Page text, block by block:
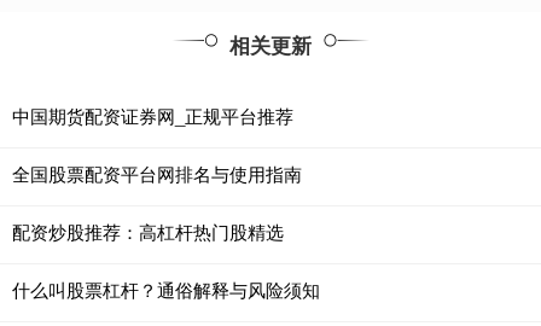
相关更新
中国期货配资证券网_正规平台推荐
全国股票配资平台网排名与使用指南
配资炒股推荐：高杠杆热门股精选
什么叫股票杠杆？通俗解释与风险须知